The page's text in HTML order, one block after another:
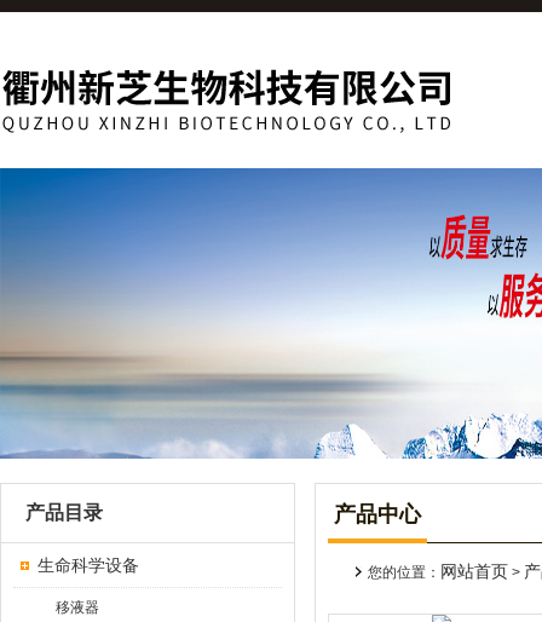
产品目录
生命科学设备
移液器
产品中心
您的位置： 网站首页 >